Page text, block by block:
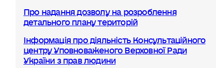
Про надання дозволу на розроблення
детального плану територій
Інформація про діяльність Консультаційного
центру Уповноваженого Верховної Ради
України з прав людини